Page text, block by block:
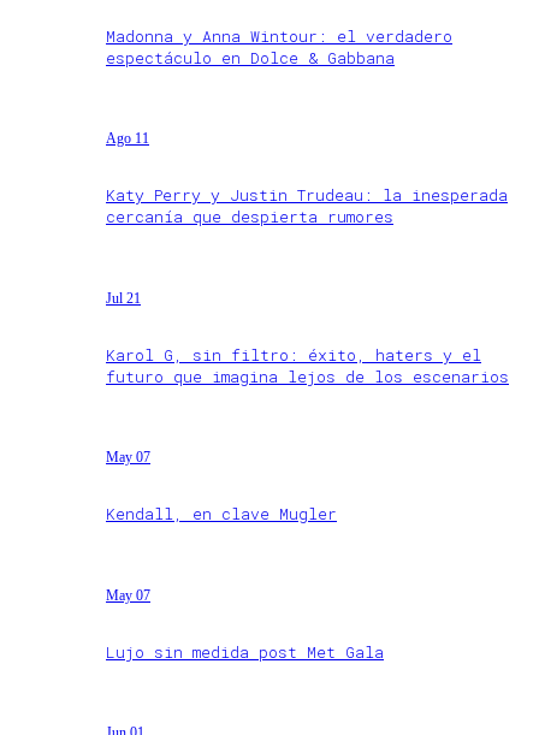
Madonna y Anna Wintour: el verdadero
espectáculo en Dolce & Gabbana
Ago 11
Katy Perry y Justin Trudeau: la inesperada
cercanía que despierta rumores
Jul 21
Karol G, sin filtro: éxito, haters y el
futuro que imagina lejos de los escenarios
May 07
Kendall, en clave Mugler
May 07
Lujo sin medida post Met Gala